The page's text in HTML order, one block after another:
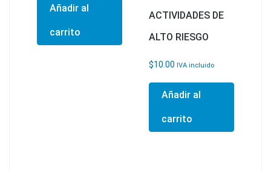
Añadir al
carrito
ACTIVIDADES DE
ALTO RIESGO
$10.00 IVA incluido
Añadir al
carrito